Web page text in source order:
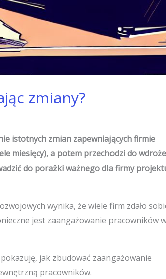
zmiany?
istotnych zmian zapewniających firmie
miesięcy), a potem przechodzi do
do porażki ważnego dla firmy
wynika, że wiele firm zdało
jest zaangażowanie pracowników
jak zbudować zaangażowanie
pracowników.